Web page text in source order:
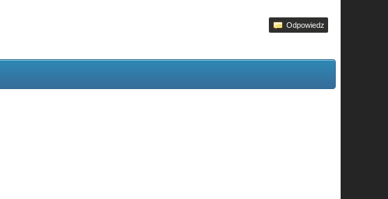
Odpowiedz